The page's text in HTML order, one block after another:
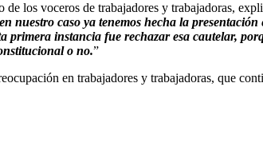
los voceros de trabajadores y trabajadoras,
caso ya tenemos hecha la
primera instancia fue rechazar esa cautelar,
o no.”
en trabajadores y trabajadoras, que